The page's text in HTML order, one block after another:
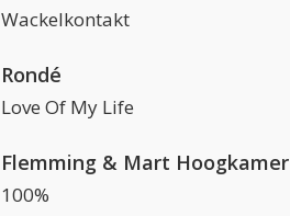
Wackelkontakt
Rondé
Love Of My Life
Flemming & Mart Hoogkamer
100%